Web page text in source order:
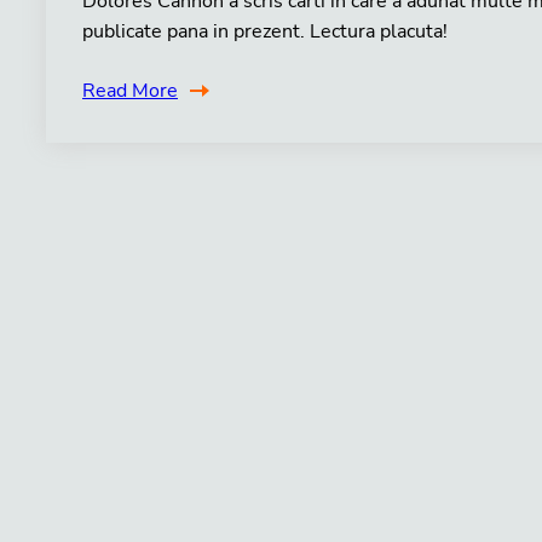
publicate pana in prezent. Lectura placuta!
Read More